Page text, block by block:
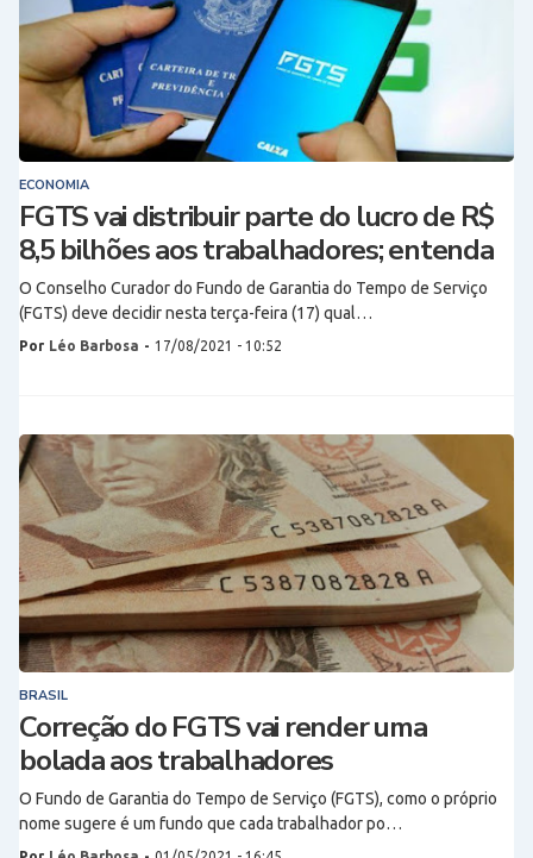
ECONOMIA
FGTS vai distribuir parte do lucro de R$
8,5 bilhões aos trabalhadores; entenda
O Conselho Curador do Fundo de Garantia do Tempo de Serviço
(FGTS) deve decidir nesta terça-feira (17) qual…
Por Léo Barbosa - 17/08/2021 - 10:52
BRASIL
Correção do FGTS vai render uma
bolada aos trabalhadores
O Fundo de Garantia do Tempo de Serviço (FGTS), como o próprio
nome sugere é um fundo que cada trabalhador po…